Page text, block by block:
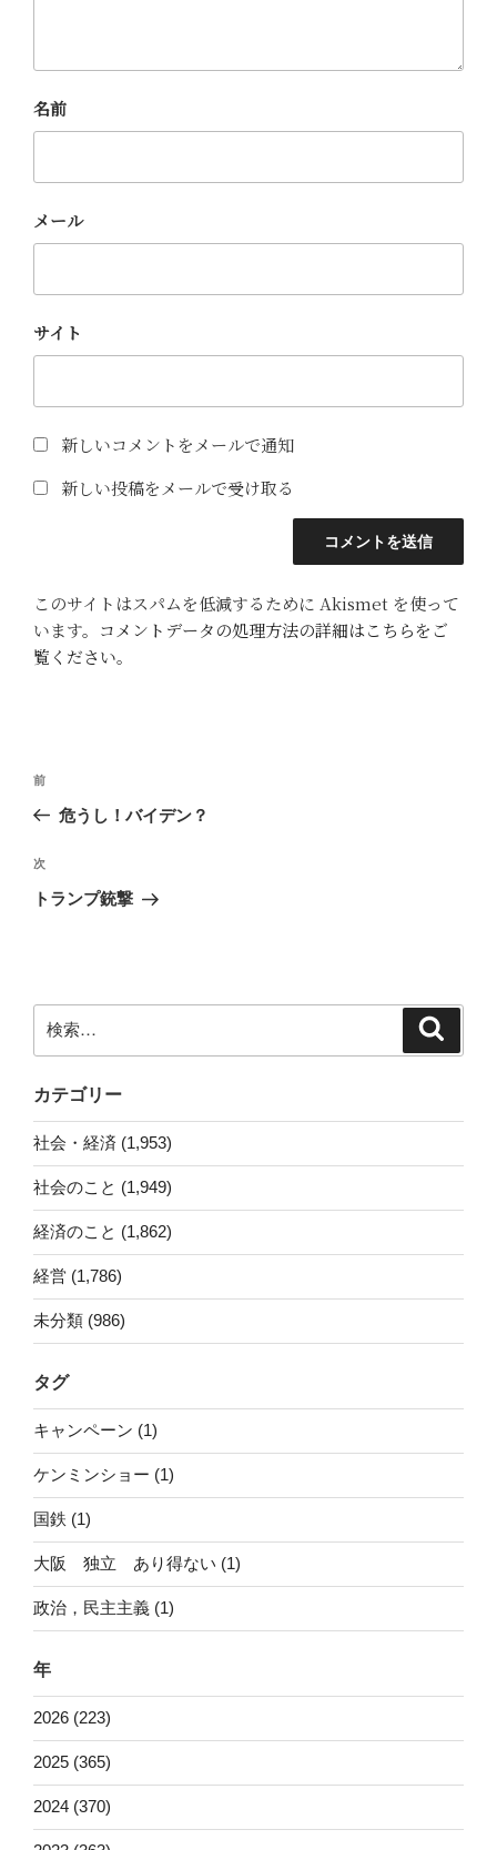
名前
メール
サイト
新しいコメントをメールで通知
新しい投稿をメールで受け取る
このサイトはスパムを低減するために Akismet を使って
います。 コメントデータの処理方法の詳細はこちらをご
覧ください。
投
ビ
ゲ
ン
前
の
稿
前
危うし！バイデン？
次
の
次
トランプ銃撃
索:
カテゴリー
社会・経済 (1,953)
社会のこと (1,949)
経済のこと (1,862)
経営 (1,786)
未分類 (986)
タグ
キャンペーン (1)
ケンミンショー (1)
国鉄 (1)
大阪 独立 あり得ない (1)
政治，民主主義 (1)
年
2026 (223)
2025 (365)
2024 (370)